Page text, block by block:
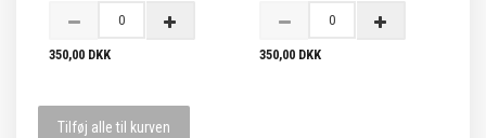
350,00 DKK 350,00 DKK
Tilføj alle til kurven